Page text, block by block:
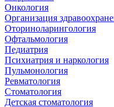
Онкология
Организация
Оториноларингология
Офтальмология
Педиатрия
Психиатрия и наркология
Пульмонология
Ревматология
Стоматология
Детская стоматология